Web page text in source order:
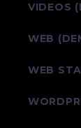
VIDEOS
WEB
WEB